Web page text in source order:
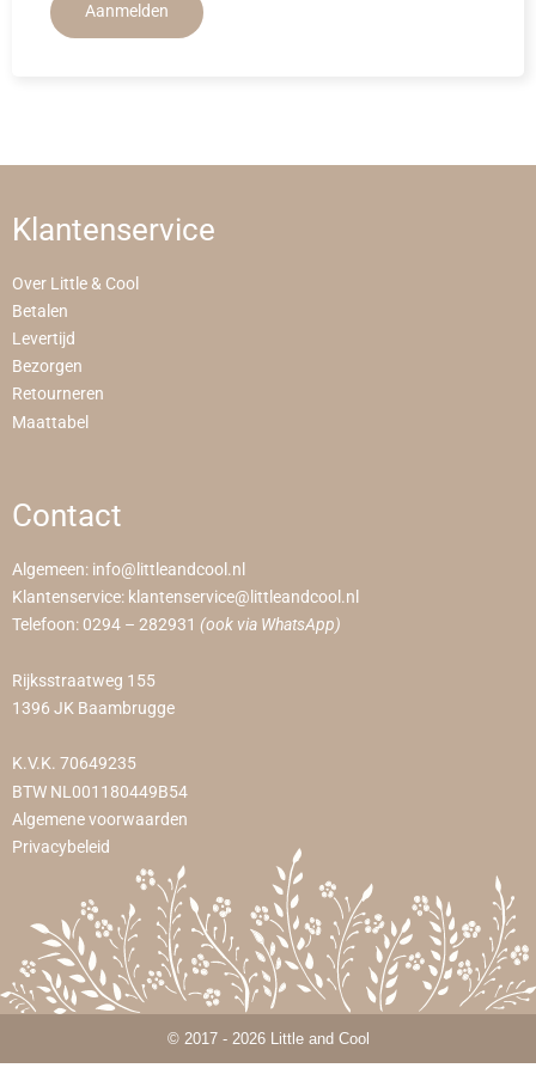
Aanmelden
Klantenservice
Over Little & Cool
Betalen
Levertijd
Bezorgen
Retourneren
Maattabel
Contact
Algemeen: info@littleandcool.nl
Klantenservice: klantenservice@littleandcool.nl
Telefoon: 0294 – 282931 (ook via WhatsApp)
Rijksstraatweg 155
1396 JK Baambrugge
K.V.K. 70649235
BTW NL001180449B54
Algemene voorwaarden
Privacybeleid
© 2017 - 2026 Little and Cool